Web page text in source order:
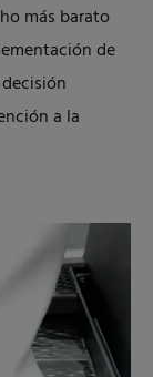
más barato
de
a la